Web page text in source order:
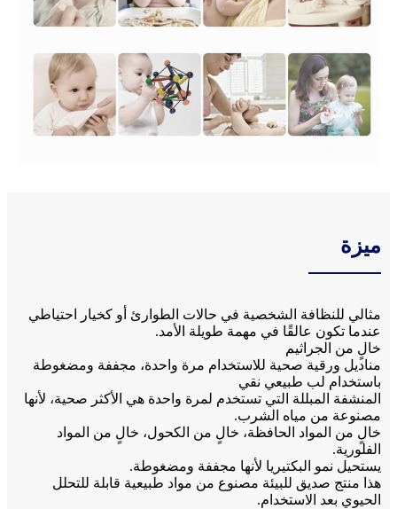
ميزة
مثالي للنظافة الشخصية في حالات الطوارئ أو كخيار احتياطي
عندما تكون عالقًا في مهمة طويلة الأمد.
خالٍ من الجراثيم
مناديل ورقية صحية للاستخدام مرة واحدة، مجففة ومضغوطة
باستخدام لب طبيعي نقي
المنشفة المبللة التي تستخدم لمرة واحدة هي الأكثر صحية، لأنها
مصنوعة من مياه الشرب.
خالٍ من المواد الحافظة، خالٍ من الكحول، خالٍ من المواد
الفلورية.
يستحيل نمو البكتيريا لأنها مجففة ومضغوطة.
هذا منتج صديق للبيئة مصنوع من مواد طبيعية قابلة للتحلل
الحيوي بعد الاستخدام.